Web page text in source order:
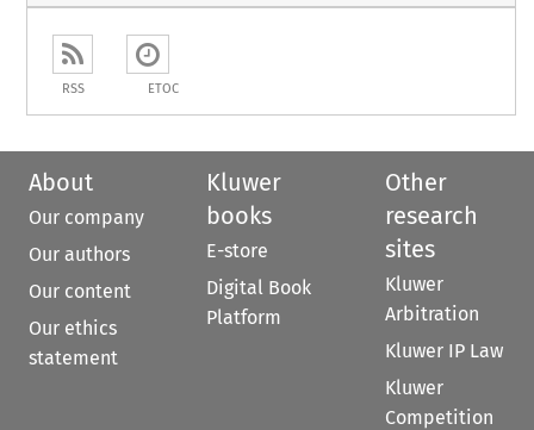
RSS ETOC
About
Our company
Our authors
Our content
Our ethics
statement
Kluwer
books
E-store
Digital Book
Platform
Other
research
sites
Kluwer
Arbitration
Kluwer IP Law
Kluwer
Competition